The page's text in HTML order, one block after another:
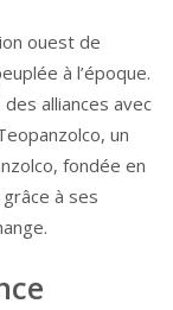
ouest de
à l’époque.
alliances avec
un
fondée en
à ses